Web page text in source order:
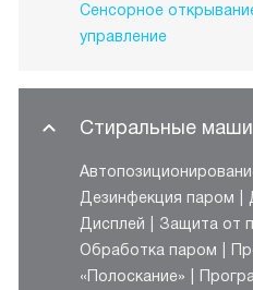
Сенсорное
управление
Стиральные
Дезинфекция паром
Дисплей
Защита от
Обработка паром
«Полоскание»